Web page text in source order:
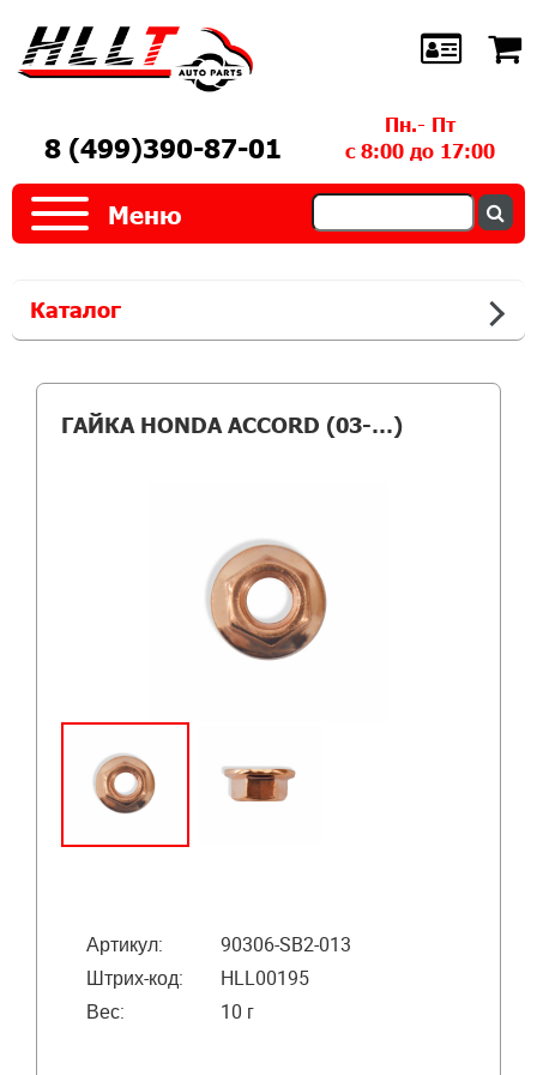
8 (499)390-87-01
Пн.- Пт
с 8:00 до 17:00
Меню
Каталог
ГАЙКА HONDA ACCORD (03-…)
Артикул:
90306-SB2-013
Штрих-код:
HLL00195
Вес:
10 г